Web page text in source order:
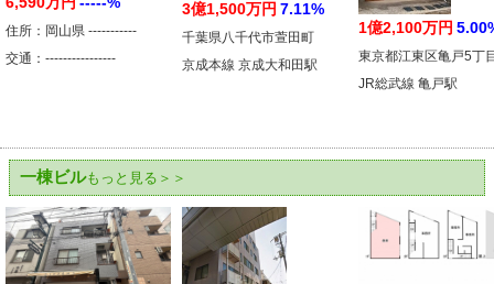
住所：岡山県 -----------
交通：----------------
3億1,500万円 7.11%
千葉県八千代市萱田町
京成本線 京成大和田駅
1億2,100万円
東京都江東区亀戸5丁
JR総武線 亀戸駅
一棟ビルもっと見る＞＞